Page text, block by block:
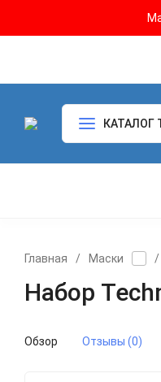
КАТАЛОГ
Главная / Маски /
Набор
Обзор Отзывы (0)